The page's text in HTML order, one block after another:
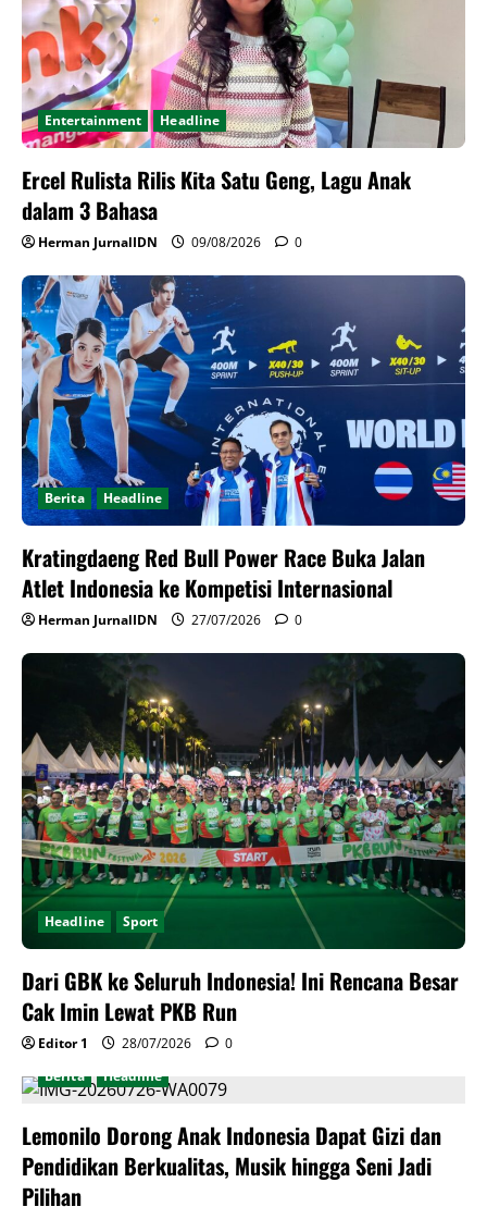
Entertainment Headline
Ercel Rulista Rilis Kita Satu Geng, Lagu Anak
dalam 3 Bahasa
Herman JurnalIDN 09/08/2026 0
Berita Headline
Kratingdaeng Red Bull Power Race Buka Jalan
Atlet Indonesia ke Kompetisi Internasional
Herman JurnalIDN 27/07/2026 0
Headline Sport
Dari GBK ke Seluruh Indonesia! Ini Rencana Besar
Cak Imin Lewat PKB Run
Editor 1 28/07/2026
0
Berita
Headline
Lemonilo Dorong Anak Indonesia Dapat Gizi dan
Pendidikan Berkualitas, Musik hingga Seni Jadi
Pilihan